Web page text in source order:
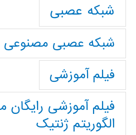
شبکه عصبی
شبکه عصبی مصنوعی
فیلم آموزشی
فیلم آموزشی رایگان
الگوریتم ژنتیک